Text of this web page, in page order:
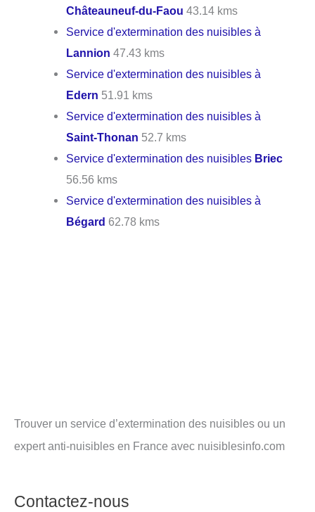
Châteauneuf-du-Faou 43.14 kms
Service d'extermination des nuisibles à
Lannion 47.43 kms
Service d'extermination des nuisibles à
Edern 51.91 kms
Service d'extermination des nuisibles à
Saint-Thonan 52.7 kms
Service d'extermination des nuisibles Briec
56.56 kms
Service d'extermination des nuisibles à
Bégard 62.78 kms
Trouver un service d’extermination des nuisibles ou un
expert anti-nuisibles en France avec nuisiblesinfo.com
Contactez-nous